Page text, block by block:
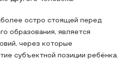
остро стоящей перед
образования, является
через которые
субъектной позиции ребёнка.